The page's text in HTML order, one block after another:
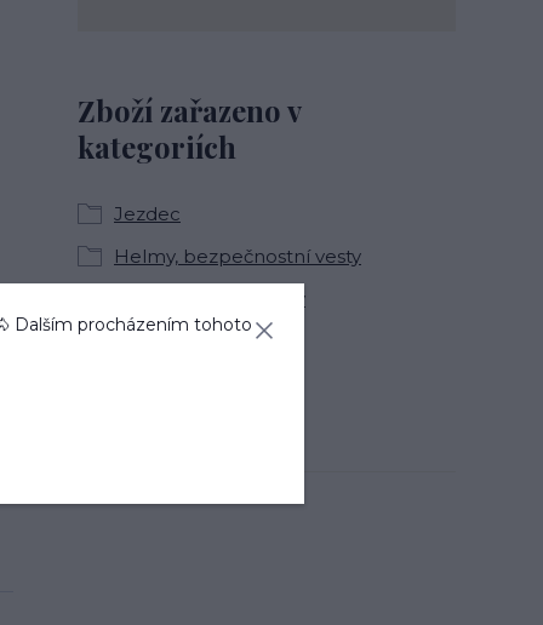
Zboží zařazeno v
kategoriích
Jezdec
Helmy, bezpečnostní vesty
Bezpečnostní helmy
Dalším procházením tohoto